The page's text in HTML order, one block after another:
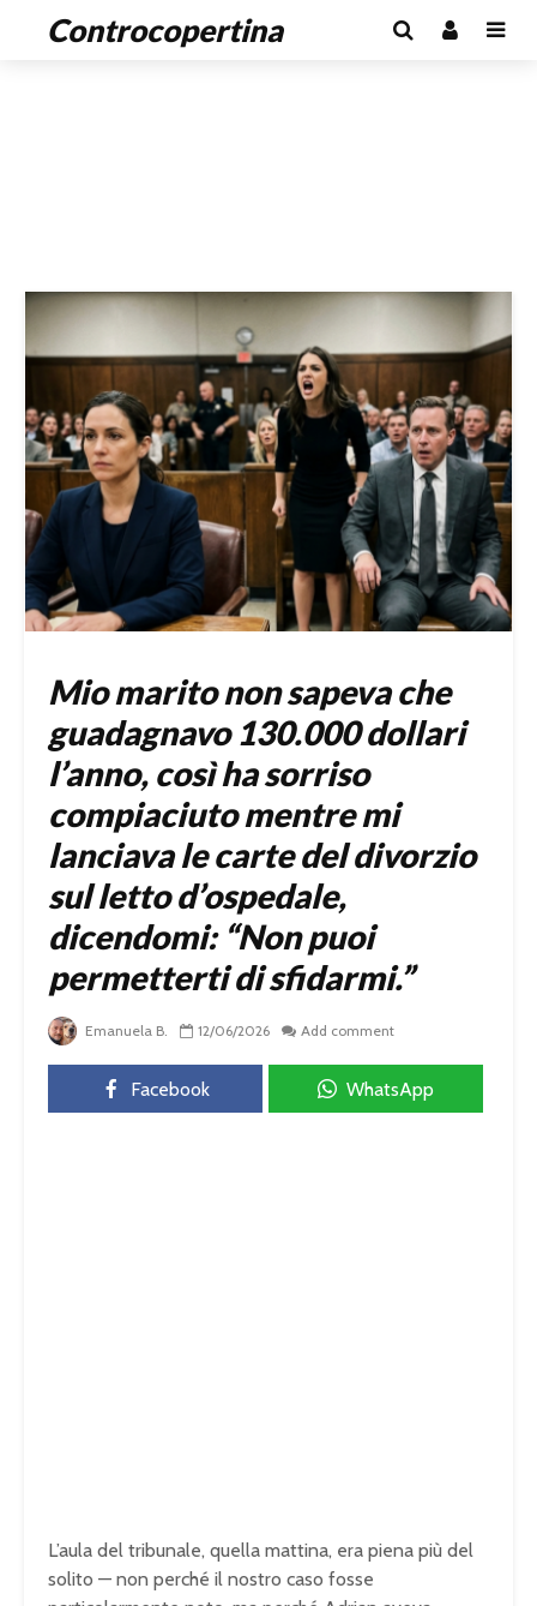
Controcopertina
Mio marito non sapeva che
guadagnavo 130.000 dollari
l’anno, così ha sorriso
compiaciuto mentre mi
lanciava le carte del divorzio
sul letto d’ospedale,
dicendomi: “Non puoi
permetterti di sfidarmi.”
Emanuela B. 12/06/2026 Add comment
Facebook WhatsApp
L’aula del tribunale, quella mattina, era piena più del
solito — non perché il nostro caso fosse